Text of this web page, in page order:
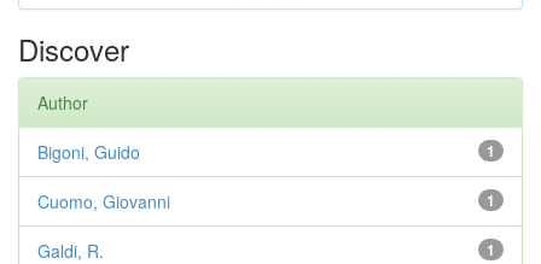
Discover
Author
1
Bigoni, Guido
1
Cuomo, Giovanni
1
Galdi, R.